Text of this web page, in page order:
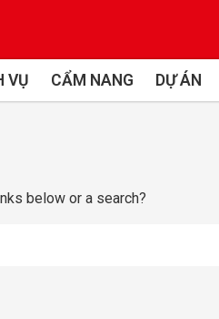
VỤ CẨM NANG DỰ ÁN
below or a search?